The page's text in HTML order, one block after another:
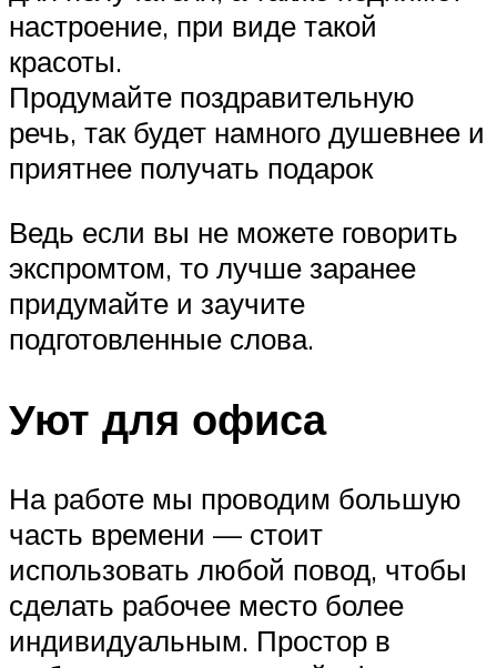
настроение, при виде такой
красоты.
Продумайте поздравительную
речь, так будет намного душевнее и
приятнее получать подарок
Ведь если вы не можете говорить
экспромтом, то лучше заранее
придумайте и заучите
подготовленные слова.
Уют для офиса
На работе мы проводим большую
часть времени — стоит
использовать любой повод, чтобы
сделать рабочее место более
индивидуальным. Простор в